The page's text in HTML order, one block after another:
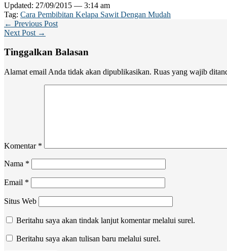
Updated: 27/09/2015 — 3:14 am
Tag: Cara Pembibitan Kelapa Sawit Dengan Mudah
← Previous Post
Next Post →
Tinggalkan Balasan
Alamat email Anda tidak akan dipublikasikan. Ruas yang wajib
Komentar *
Nama *
Email *
Situs Web
Beritahu saya akan tindak lanjut komentar melalui surel.
Beritahu saya akan tulisan baru melalui surel.